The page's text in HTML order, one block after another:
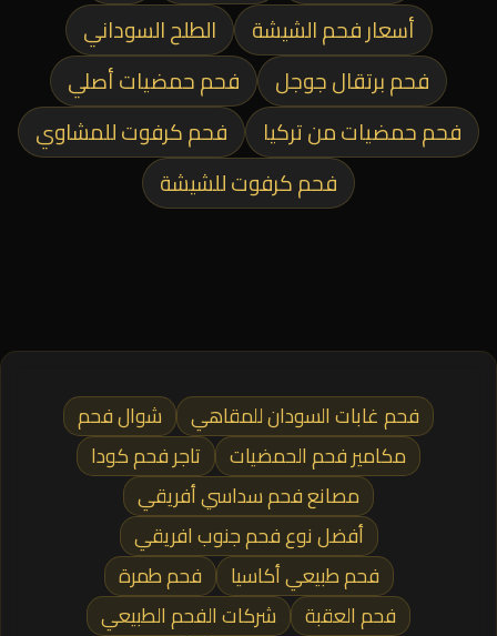
أسعار فحم الشيشة
الطلح السوداني
فحم برتقال جوجل
فحم حمضيات أصلي
فحم حمضيات من تركيا
فحم كرفوت للمشاوي
فحم كرفوت للشيشة
فحم غابات السودان للمقاهي
شوال فحم
مكامير فحم الحمضيات
تاجر فحم كودا
مصانع فحم سداسي أفريقي
أفضل نوع فحم جنوب افريقي
فحم طبيعي أكاسيا
فحم طمرة
فحم العقبة
شركات الفحم الطبيعي